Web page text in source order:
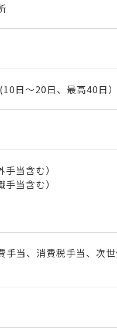
日～20日、最高40日
当含む）
当含む）
当、消費税手当、次